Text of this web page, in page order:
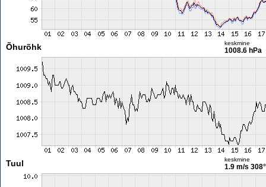
Õhurõhk keskmine
1008.6 hPa
Tuul keskmine
1.9 m/s 308°